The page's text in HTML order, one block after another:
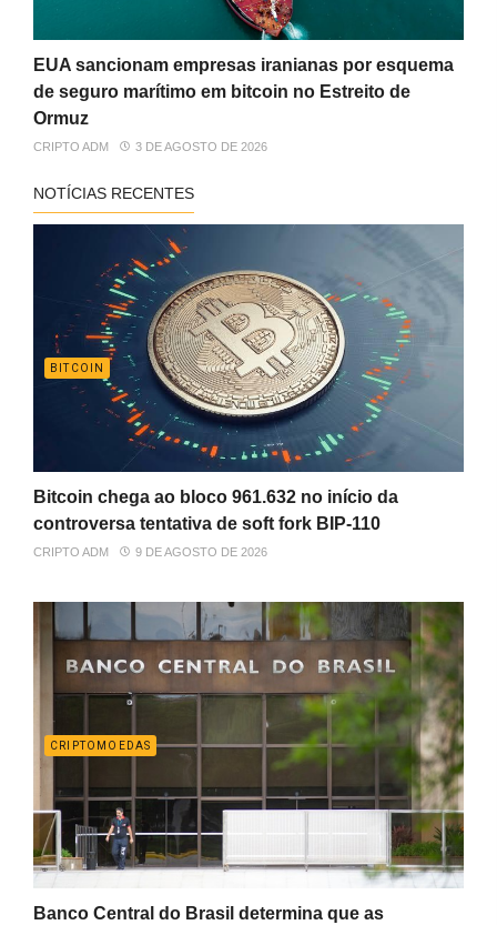
EUA sancionam empresas iranianas por esquema
de seguro marítimo em bitcoin no Estreito de
Ormuz
CRIPTO ADM 3 DE AGOSTO DE 2026
NOTÍCIAS RECENTES
BITCOIN
Bitcoin chega ao bloco 961.632 no início da
controversa tentativa de soft fork BIP-110
CRIPTO ADM 9 DE AGOSTO DE 2026
CRIPTOMOEDAS
Banco Central do Brasil determina que as